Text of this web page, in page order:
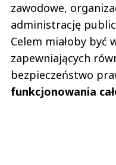
zawodowe,
administrację
Celem miałoby być
zapewniających
bezpieczeństwo
funkcjonowania